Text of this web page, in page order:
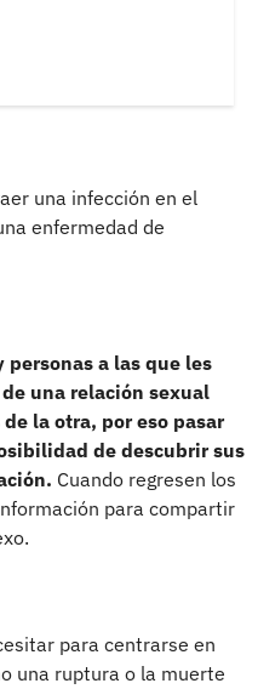
una infección en el
enfermedad de
personas a las que les
una relación sexual
la otra, por eso pasar
de descubrir sus
Cuando regresen los
para compartir
para centrarse en
una ruptura o la muerte